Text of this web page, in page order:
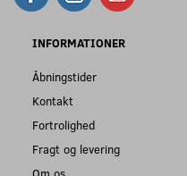
INFORMATIONER
Åbningstider
Kontakt
Fortrolighed
Fragt og levering
Om os